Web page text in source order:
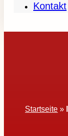
Kontakt
Startseite »